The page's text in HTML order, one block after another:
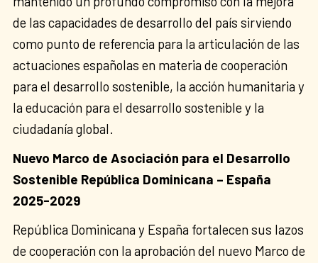
de las capacidades de desarrollo del país sirviendo
como punto de referencia para la articulación de las
actuaciones españolas en materia de cooperación
para el desarrollo sostenible, la acción humanitaria y
la educación para el desarrollo sostenible y la
ciudadanía global.
Nuevo Marco de Asociación para el Desarrollo
Sostenible República Dominicana – España
2025-2029
República Dominicana y España fortalecen sus lazos
de cooperación con la aprobación del nuevo Marco de